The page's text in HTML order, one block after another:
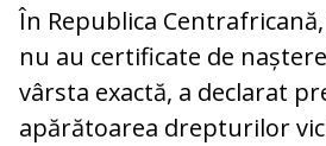
În Republica
nu au certificate de
vârsta exactă, a declarat
apărătoarea drepturilor